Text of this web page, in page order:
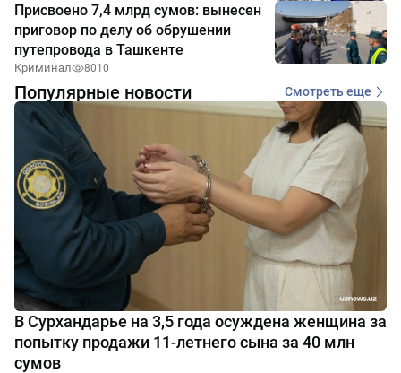
Присвоено 7,4 млрд сумов: вынесен
приговор по делу об обрушении
путепровода в Ташкенте
Криминал 8010
Популярные новости Смотреть еще
В Сурхандарье на 3,5 года осуждена женщина за
попытку продажи 11-летнего сына за 40 млн
сумов